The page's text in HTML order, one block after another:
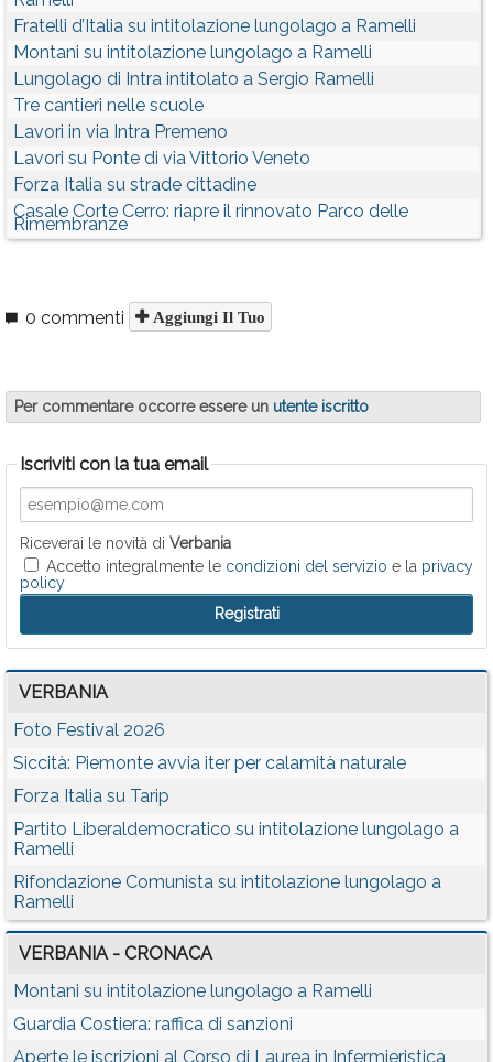
Fratelli d’Italia su intitolazione lungolago a Ramelli
Montani su intitolazione lungolago a Ramelli
Lungolago di Intra intitolato a Sergio Ramelli
Tre cantieri nelle scuole
Lavori in via Intra Premeno
Lavori su Ponte di via Vittorio Veneto
Forza Italia su strade cittadine
Casale Corte Cerro: riapre il rinnovato Parco delle
Rimembranze
0 commenti Aggiungi Il Tuo
Per commentare occorre essere un utente iscritto
Iscriviti con la tua email
Riceverai le novità di Verbania
Accetto integralmente le condizioni del servizio e la privacy
policy
VERBANIA
Foto Festival 2026
Siccità: Piemonte avvia iter per calamità naturale
Forza Italia su Tarip
Partito Liberaldemocratico su intitolazione lungolago a
Ramelli
Rifondazione Comunista su intitolazione lungolago a
Ramelli
VERBANIA - CRONACA
Montani su intitolazione lungolago a Ramelli
Guardia Costiera: raffica di sanzioni
Aperte le iscrizioni al Corso di Laurea in Infermieristica